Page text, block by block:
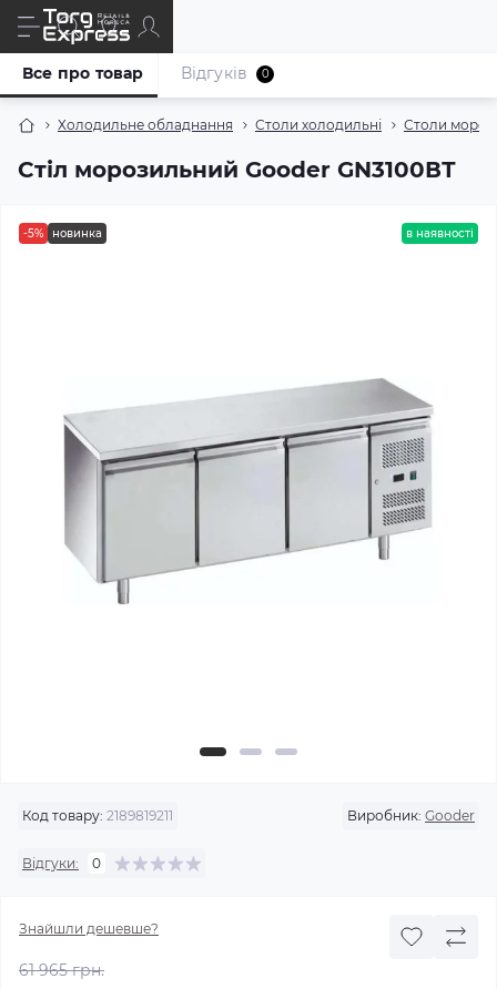
Холодильне обладнання Столи холодильні Столи
Стіл морозильний Gooder GN3100ВТ
Все про товар Відгуків 0
-5% новинка в наявності
Код товару: 2189819211 Виробник: Gooder
Відгуки: 0
Знайшли дешевше?
61 965 грн.